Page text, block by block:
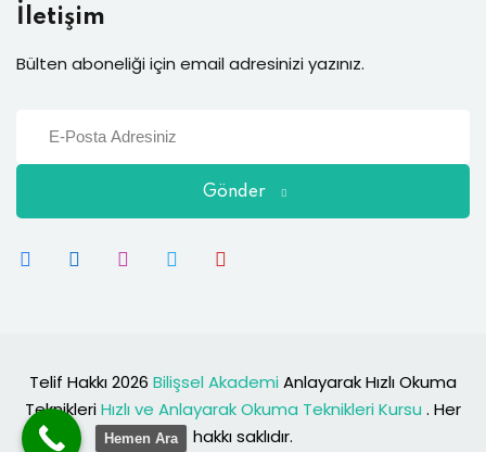
İletişim
Bülten aboneliği için email adresinizi yazınız.
Gönder
Telif Hakkı 2026 Bilişsel AkademiAnlayarak Hızlı Okuma
TeknikleriHızlı ve Anlayarak Okuma Teknikleri Kursu . Her
hakkı saklıdır.
Hemen Ara